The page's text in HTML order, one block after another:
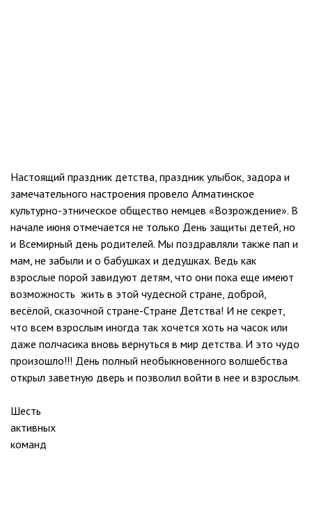
Настоящий праздник детства, праздник улыбок, задора и
замечательного настроения провело Алматинское
культурно-этническое общество немцев «Возрождение». В
начале июня отмечается не только День защиты детей, но
и Всемирный день родителей. Мы поздравляли также пап и
мам, не забыли и о бабушках и дедушках. Ведь как
взрослые порой завидуют детям, что они пока еще имеют
возможность жить в этой чудесной стране, доброй,
весёлой, сказочной стране-Стране Детства! И не секрет,
что всем взрослым иногда так хочется хоть на часок или
даже полчасика вновь вернуться в мир детства. И это чудо
произошло!!! День полный необыкновенного волшебства
открыл заветную дверь и позволил войти в нее и взрослым.
Шесть
активных
команд